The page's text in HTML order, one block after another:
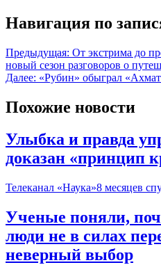
Навигация по
Предыдущая: От экстрима до
новый сезон разговоров о
Далее: «Рубин» обыграл
Похожие новости
Улыбка и правда
доказан «принцип
Телеканал «Наука»8 месяцев
Ученые поняли,
люди не в силах
неверный выбор